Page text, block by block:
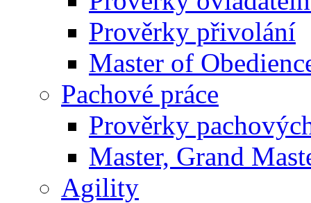
Prověrky přivolání
Master of
Pachové práce
Prověrky
Master, Grand
Agility